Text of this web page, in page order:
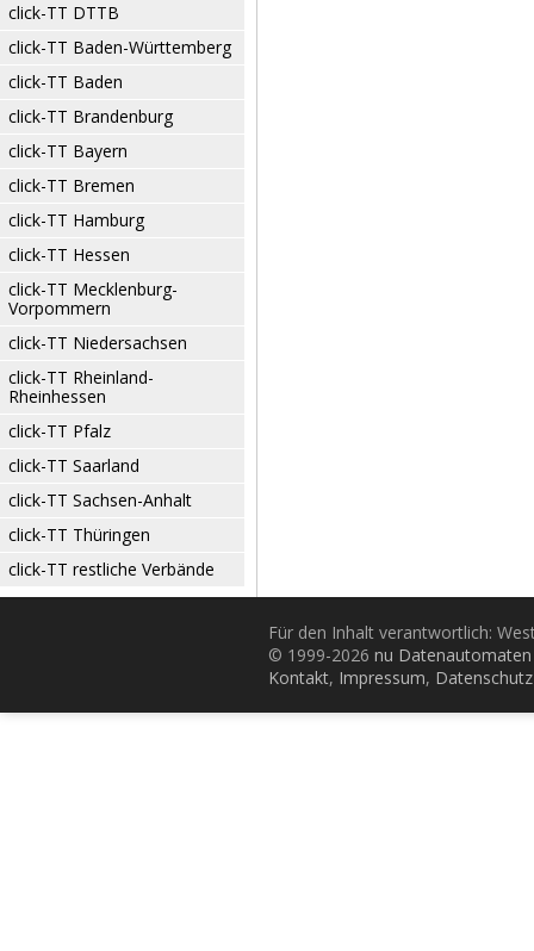
click-TT DTTB
click-TT Baden-Württemberg
click-TT Baden
click-TT Brandenburg
click-TT Bayern
click-TT Bremen
click-TT Hamburg
click-TT Hessen
click-TT Mecklenburg-
Vorpommern
click-TT Niedersachsen
click-TT Rheinland-
Rheinhessen
click-TT Pfalz
click-TT Saarland
click-TT Sachsen-Anhalt
click-TT Thüringen
click-TT restliche Verbände
Für den Inhalt verantwortlich:
© 1999-2026 nu
Kontakt, Impressum, Datenschutz